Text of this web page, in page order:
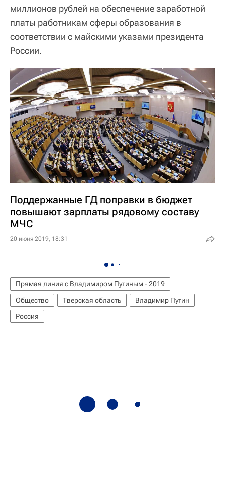
миллионов рублей на обеспечение заработной
платы работникам сферы образования в
соответствии с майскими указами президента
России.
Поддержанные ГД поправки в бюджет
повышают зарплаты рядовому составу
МЧС
20 июня 2019, 18:31
Прямая линия с Владимиром Путиным - 2019
Общество
Тверская область
Владимир Путин
Россия